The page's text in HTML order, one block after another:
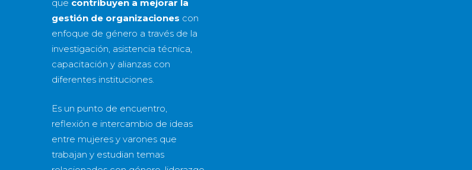
que contribuyen a mejorar la
gestión de organizaciones con
enfoque de género a través de la
investigación, asistencia técnica,
capacitación y alianzas con
diferentes instituciones.
Es un punto de encuentro,
reflexión e intercambio de ideas
entre mujeres y varones que
trabajan y estudian temas